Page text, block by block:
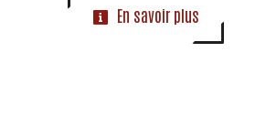
En savoir plus